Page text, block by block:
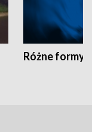
Różne formy